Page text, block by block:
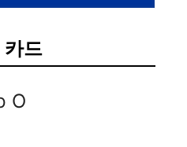
카드
O